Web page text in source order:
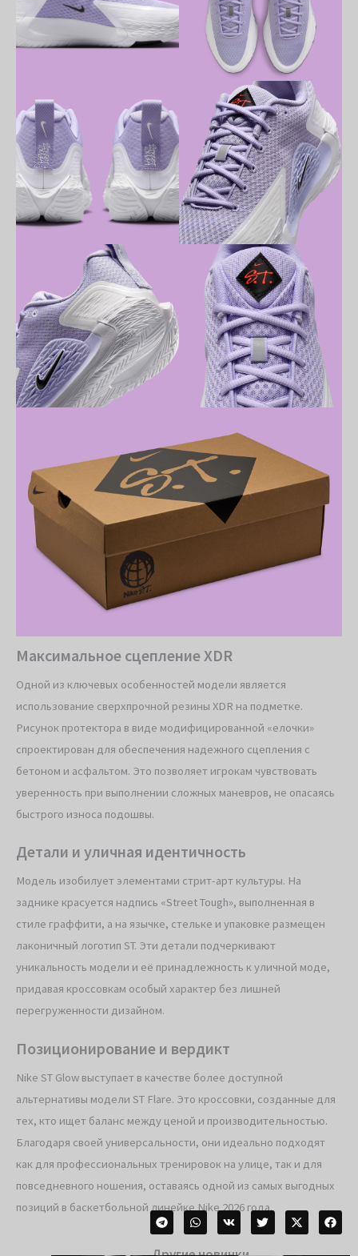
Максимальное сцепление XDR
Одной из ключевых особенностей модели является
использование сверхпрочной резины XDR на подметке.
Рисунок протектора в виде модифицированной «елочки»
спроектирован для обеспечения надежного сцепления с
бетоном и асфальтом. Это позволяет игрокам чувствовать
уверенность при выполнении сложных маневров, не опасаясь
быстрого износа подошвы.
Детали и уличная идентичность
Модель изобилует элементами стрит-арт культуры. На
заднике красуется надпись «Street Tough», выполненная в
стиле граффити, а на язычке, стельке и упаковке размещен
лаконичный логотип ST. Эти детали подчеркивают
уникальность модели и её принадлежность к уличной моде,
придавая кроссовкам особый характер без лишней
перегруженности дизайном.
Позиционирование и вердикт
Nike ST Glow выступает в качестве более доступной
альтернативы модели ST Flare. Это кроссовки, созданные для
тех, кто ищет баланс между ценой и производительностью.
Благодаря своей универсальности, они идеально подходят
как для профессиональных тренировок на улице, так и для
повседневного ношения, оставаясь одной из самых выгодных
позиций в баскетбольной линейке Nike 2026 года.